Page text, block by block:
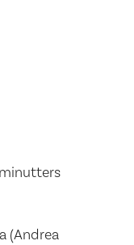
(Andrea